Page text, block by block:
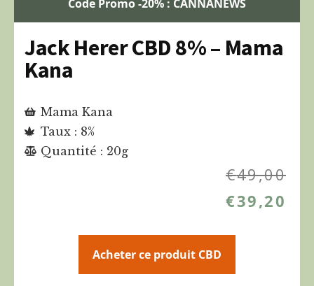
Code Promo -20% : CANNANEWS
Jack Herer CBD 8% – Mama
Kana
Mama Kana
Taux : 8%
Quantité : 20g
€49,00
€39,20
Acheter ce produit CBD